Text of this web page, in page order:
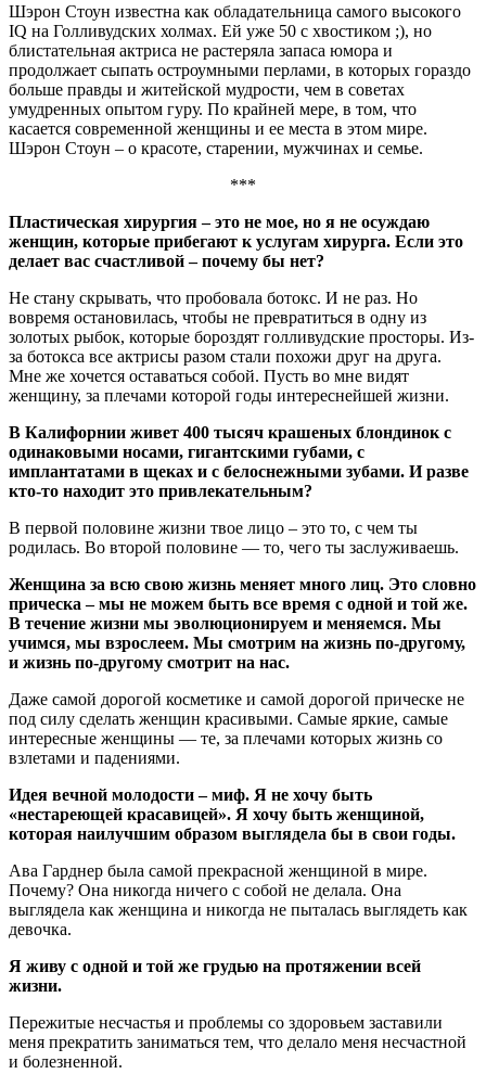
Шэрон Стоун известна как обладательница самого высокого
IQ на Голливудских холмах. Ей уже 50 с хвостиком ;), но
блистательная актриса не растеряла запаса юмора и
продолжает сыпать остроумными перлами, в которых гораздо
больше правды и житейской мудрости, чем в советах
умудренных опытом гуру. По крайней мере, в том, что
касается современной женщины и ее места в этом мире.
Шэрон Стоун – о красоте, старении, мужчинах и семье.
***
Пластическая хирургия – это не мое, но я не осуждаю
женщин, которые прибегают к услугам хирурга. Если это
делает вас счастливой – почему бы нет?
Не стану скрывать, что пробовала ботокс. И не раз. Но
вовремя остановилась, чтобы не превратиться в одну из
золотых рыбок, которые бороздят голливудские просторы. Из-
за ботокса все актрисы разом стали похожи друг на друга.
Мне же хочется оставаться собой. Пусть во мне видят
женщину, за плечами которой годы интереснейшей жизни.
В Калифорнии живет 400 тысяч крашеных блондинок с
одинаковыми носами, гигантскими губами, с
имплантатами в щеках и с белоснежными зубами. И разве
кто-то находит это привлекательным?
В первой половине жизни твое лицо – это то, с чем ты
родилась. Во второй половине — то, чего ты заслуживаешь.
Женщина за всю свою жизнь меняет много лиц. Это словно
прическа – мы не можем быть все время с одной и той же.
В течение жизни мы эволюционируем и меняемся. Мы
учимся, мы взрослеем. Мы смотрим на жизнь по-другому,
и жизнь по-другому смотрит на нас.
Даже самой дорогой косметике и самой дорогой прическе не
под силу сделать женщин красивыми. Самые яркие, самые
интересные женщины — те, за плечами которых жизнь со
взлетами и падениями.
Идея вечной молодости – миф. Я не хочу быть
«нестареющей красавицей». Я хочу быть женщиной,
которая наилучшим образом выглядела бы в свои годы.
Ава Гарднер была самой прекрасной женщиной в мире.
Почему? Она никогда ничего с собой не делала. Она
выглядела как женщина и никогда не пыталась выглядеть как
девочка.
Я живу с одной и той же грудью на протяжении всей
жизни.
Пережитые несчастья и проблемы со здоровьем заставили
меня прекратить заниматься тем, что делало меня несчастной
и болезненной.